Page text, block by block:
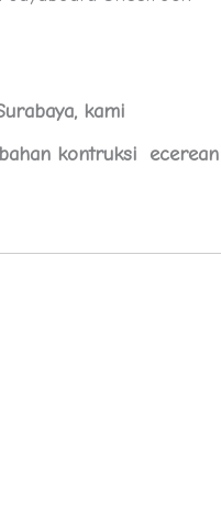
kami
kontruksi ecerean